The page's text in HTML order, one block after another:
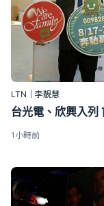
LTN｜李靚慧
台光電、欣興入列
1小時前